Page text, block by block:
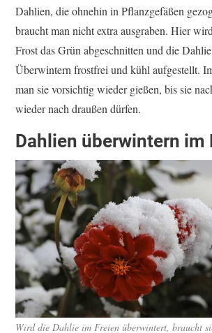
Dahlien, die ohnehin in Pflanzgefäßen
braucht man nicht extra ausgraben. Hier
Frost das Grün abgeschnitten und die
Überwintern frostfrei und kühl aufgestellt.
man sie vorsichtig wieder gießen, bis sie
wieder nach draußen dürfen.
Dahlien überwintern im
Wird die Dahlie im Freien überwintert, braucht